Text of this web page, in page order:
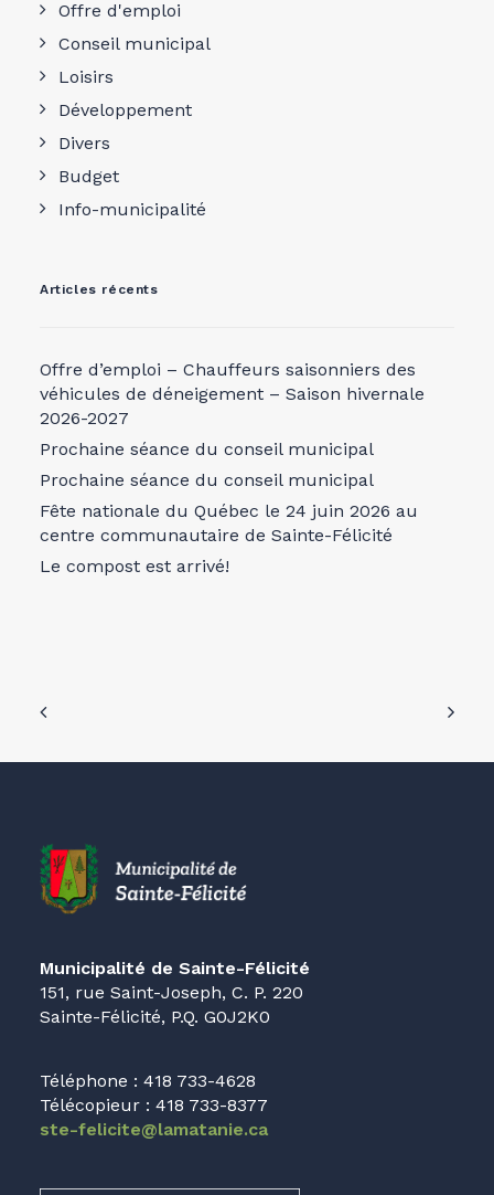
Offre d'emploi
Conseil municipal
Loisirs
Développement
Divers
Budget
Info-municipalité
Articles récents
Offre d’emploi – Chauffeurs saisonniers des
véhicules de déneigement – Saison hivernale
2026-2027
Prochaine séance du conseil municipal
Prochaine séance du conseil municipal
Fête nationale du Québec le 24 juin 2026 au
centre communautaire de Sainte-Félicité
Le compost est arrivé!
Municipalité de Sainte-Félicité
151, rue Saint-Joseph, C. P. 220
Sainte-Félicité, P.Q. G0J2K0
Téléphone : 418 733-4628
Télécopieur : 418 733-8377
ste-felicite@lamatanie.ca